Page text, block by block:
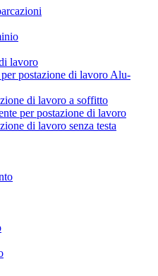
lavoro
postazione di lavoro Alu-
di lavoro a soffitto
per postazione di lavoro
di lavoro senza testa